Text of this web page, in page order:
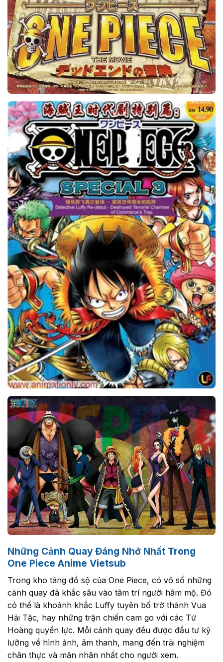
Những Cảnh Quay Đáng Nhớ Nhất Trong
One Piece Anime Vietsub
Trong kho tàng đồ sộ của One Piece, có vô số những
cảnh quay đã khắc sâu vào tâm trí người hâm mộ. Đó
có thể là khoảnh khắc Luffy tuyên bố trở thành Vua
Hải Tặc, hay những trận chiến cam go với các Tứ
Hoàng quyền lực. Mỗi cảnh quay đều được đầu tư kỹ
lưỡng về hình ảnh, âm thanh, mang đến trải nghiệm
chân thực và mãn nhãn nhất cho người xem.